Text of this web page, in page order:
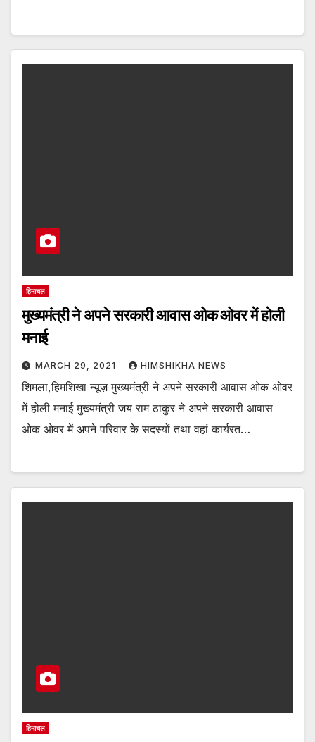
हिमाचल
मुख्यमंत्री ने अपने सरकारी आवास ओक ओवर में होली
मनाई
MARCH 29, 2021 HIMSHIKHA NEWS
शिमला,हिमशिखा न्यूज़ मुख्यमंत्री ने अपने सरकारी आवास ओक ओवर
में होली मनाई मुख्यमंत्री जय राम ठाकुर ने अपने सरकारी आवास
ओक ओवर में अपने परिवार के सदस्यों तथा वहां कार्यरत…
हिमाचल